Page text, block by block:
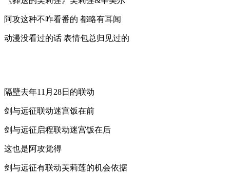
阿攻这种不咋看番的 都略有耳闻
动漫没看过的话 表情包总归见过的
隔壁去年11月28日的联动
剑与远征联动迷宫饭在前
剑与远征启程联动迷宫饭在后
这也是阿攻觉得
剑与远征有联动芙莉莲的机会依据